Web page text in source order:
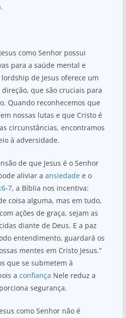
como Senhor possui
para a saúde mental e
de Jesus oferece um
que são cruciais para
Quando reconhecemos que
nossas lutas e que Cristo é
circunstâncias, encontramos
à adversidade.
de que Jesus é o Senhor
aliviar a ansiedadee o
7, a Bíblia nos incentiva:
coisa alguma, mas em tudo,
ações de graça, sejam as
diante de Deus. E a paz
entendimento, guardará os
mentes em Cristo Jesus.”
que se submetem à
a confiança Nele reduz a
segurança.
como Senhor não é